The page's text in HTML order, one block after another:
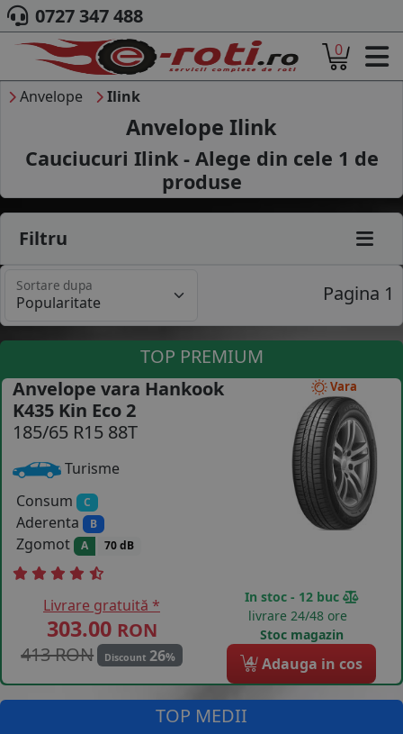
ACASA
DESPRE NOI
ANVELOPE
AUTO
CAMION
MOTO
AGROINDUSTRIALE
MARCA AUTO
B2B - COLABORARE COMPANII
CONTACT
COS (
0727 347 488
0
Anvelope Ilink
Anvelope Ilink
Cauciucuri Ilink - Alege din cele 1 de
produse
Filtru
Sortare dupa Pagina 1
TOP PREMIUM
Vara
Anvelope vara Hankook
K435 Kin Eco 2
185/65 R15 88T
Turisme
Consum
C
Aderenta B
Zgomot A 70 dB
Livrare gratuită *
303.00 RON
413 RON
Discount 26%
In stoc - 12 buc
livrare 24/48 ore
Stoc magazin
4 Adauga in cos
TOP MEDII